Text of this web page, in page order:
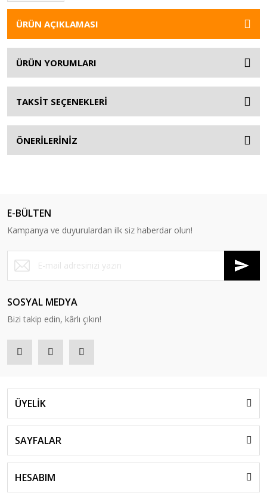
ÜRÜN AÇIKLAMASI
ÜRÜN YORUMLARI
TAKSİT SEÇENEKLERİ
ÖNERİLERİNİZ
E-BÜLTEN
Kampanya ve duyurulardan ilk siz haberdar olun!
SOSYAL MEDYA
Bizi takip edin, kârlı çıkın!
ÜYELİK
SAYFALAR
HESABIM